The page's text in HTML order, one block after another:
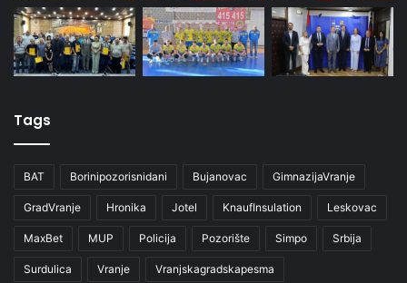
Tags
BAT Borinipozorisnidani Bujanovac GimnazijaVranje
GradVranje Hronika Jotel KnaufInsulation Leskovac
MaxBet MUP Policija Pozorište Simpo Srbija
Surdulica Vranje Vranjskagradskapesma